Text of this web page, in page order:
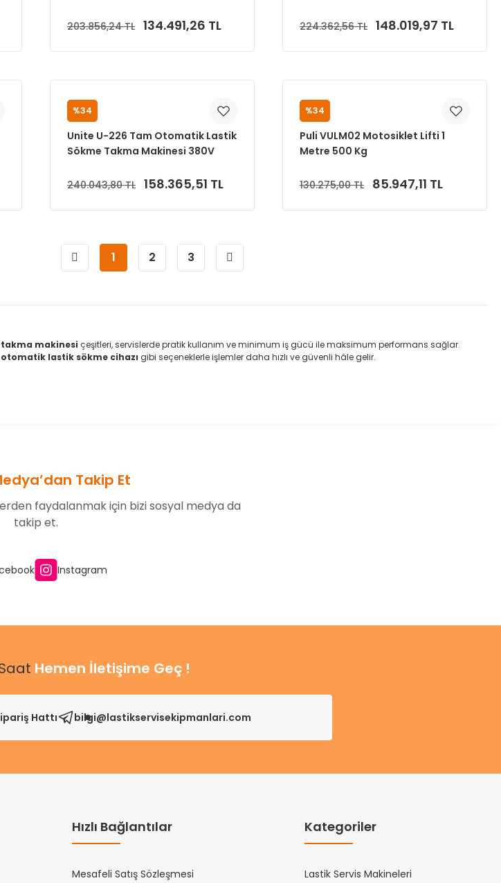
203.856,24 TL 134.491,26 TL
Sepete Ekle
224.362,56 TL 148.019,97 TL
Sepete Ekle
%34
UNITE
Unite U-226 Tam Otomatik Lastik
Sökme Takma Makinesi 380V
240.043,80 TL 158.365,51 TL
Sepete Ekle
%34
PULİ
Puli VULM02 Motosiklet Lifti 1
Metre 500 Kg
130.275,00 TL 85.947,11 TL
Sepete Ekle
1 2 3
makinesi çeşitleri, servislerde pratik kullanım ve minimum iş gücü ile maksimum performans sağlar.
lastik sökme cihazı gibi seçeneklerle işlemler daha hızlı ve güvenli hâle gelir.
Takip Et
faydalanmak için bizi sosyal medya da
takip et.
Instagram
Hemen İletişime Geç !
Hattı bilgi@lastikservisekipmanlari.com
Hızlı Bağlantılar
Mesafeli Satış Sözleşmesi
Kategoriler
Lastik Servis Makineleri